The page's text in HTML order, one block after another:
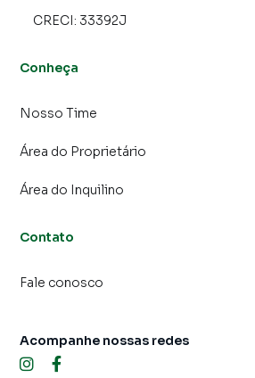
CRECI: 33392J
Conheça
Nosso Time
Área do Proprietário
Área do Inquilino
Contato
Fale conosco
Acompanhe nossas redes